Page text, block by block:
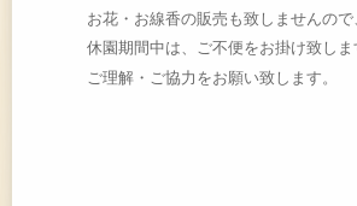
お花・お線香の販売も致しませんので
休園期間中は、ご不便をお掛け致しま
ご理解・ご協力をお願い致します。